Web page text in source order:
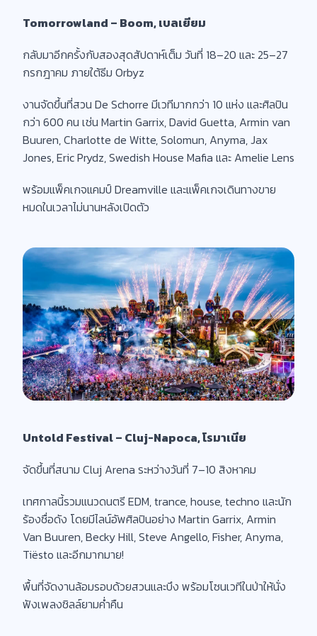
Tomorrowland – Boom, เบลเยียม
กลับมาอีกครั้งกับสองสุดสัปดาห์เต็ม วันที่ 18–20 และ 25–27
กรกฎาคม ภายใต้ธีม Orbyz
งานจัดขึ้นที่สวน De Schorre มีเวทีมากกว่า 10 แห่ง และศิลปิน
กว่า 600 คน เช่น Martin Garrix, David Guetta, Armin van
Buuren, Charlotte de Witte, Solomun, Anyma, Jax
Jones, Eric Prydz, Swedish House Mafia และ Amelie Lens
พร้อมแพ็คเกจแคมป์ Dreamville และแพ็คเกจเดินทางขาย
หมดในเวลาไม่นานหลังเปิดตัว
Untold Festival – Cluj-Napoca, โรมาเนีย
จัดขึ้นที่สนาม Cluj Arena ระหว่างวันที่ 7–10 สิงหาคม
เทศกาลนี้รวมแนวดนตรี EDM, trance, house, techno และนัก
ร้องชื่อดัง โดยมีไลน์อัพศิลปินอย่าง Martin Garrix, Armin
Van Buuren, Becky Hill, Steve Angello, Fisher, Anyma,
Tiësto และอีกมากมาย!
พื้นที่จัดงานล้อมรอบด้วยสวนและบึง พร้อมโซนเวทีในป่าให้นั่ง
ฟังเพลงชิลล์ยามค่ำคืน